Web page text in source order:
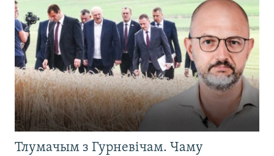
Тлумачым з Гурневічам. Чаму